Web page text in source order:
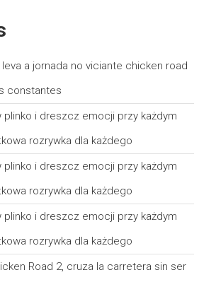
a jornada no viciante chicken road
constantes
plinko i dreszcz emocji przy każdym
rozrywka dla każdego
plinko i dreszcz emocji przy każdym
rozrywka dla każdego
plinko i dreszcz emocji przy każdym
rozrywka dla każdego
Road 2, cruza la carretera sin ser